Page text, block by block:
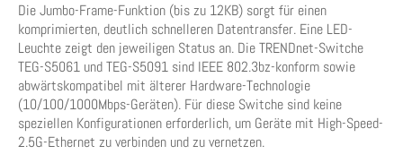
Die Jumbo-Frame-Funktion (bis zu 12KB) sorgt für einen
komprimierten, deutlich schnelleren Datentransfer. Eine LED-
Leuchte zeigt den jeweiligen Status an. Die TRENDnet-Switche
TEG-S5061 und TEG-S5091 sind IEEE 802.3bz-konform sowie
abwärtskompatibel mit älterer Hardware-Technologie
(10/100/1000Mbps-Geräten). Für diese Switche sind keine
speziellen Konfigurationen erforderlich, um Geräte mit High-Speed-
2.5G-Ethernet zu verbinden und zu vernetzen.